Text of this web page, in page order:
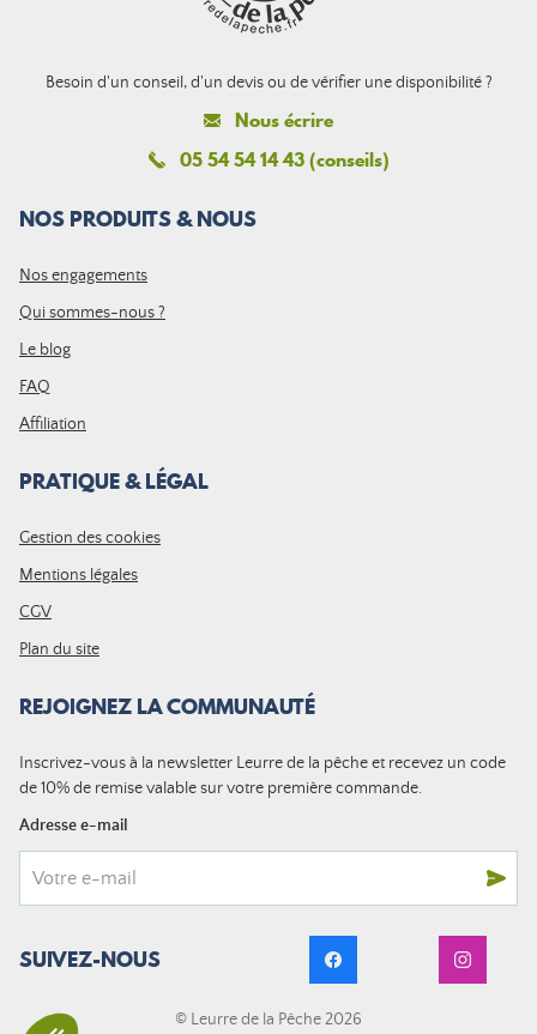
Besoin d'un conseil, d'un devis ou de vérifier une disponibilité ?
Nous écrire
05 54 54 14 43 (conseils)
NOS PRODUITS & NOUS
Nos engagements
Qui sommes-nous ?
Le blog
FAQ
Affiliation
PRATIQUE & LÉGAL
Gestion des cookies
Mentions légales
CGV
Plan du site
REJOIGNEZ LA COMMUNAUTÉ
Inscrivez-vous à la newsletter Leurre de la pêche et recevez un code
de 10% de remise valable sur votre première commande.
Adresse e-mail
SUIVEZ-NOUS
© Leurre de la Pêche 2026